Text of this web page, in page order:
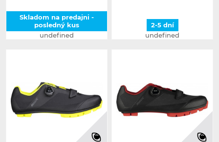
Skladom na predajni -
posledný kus
undefined
2-5 dní
undefined